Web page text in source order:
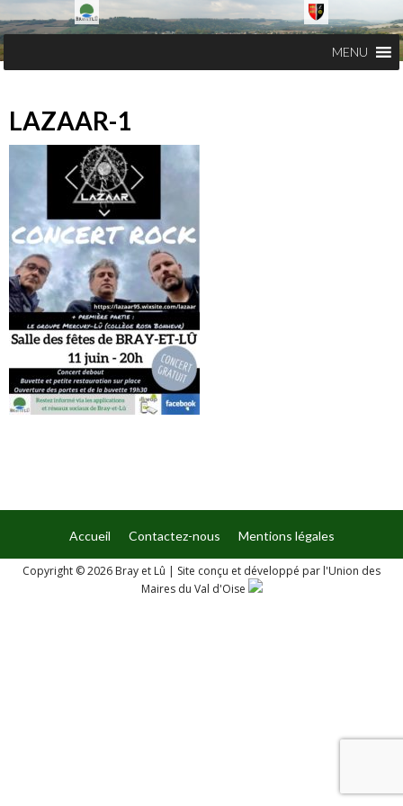
MENU
LAZAAR-1
Accueil Contactez-nous Mentions légales
Copyright © 2026 Bray et Lû | Site conçu et développé par l'Union des
Maires du Val d'Oise